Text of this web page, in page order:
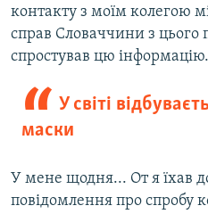
контакту з моїм колегою
справ Словаччини з цього
спростував цю інформацію.
У світі
маски
У мене щодня... От я їхав
повідомлення про спробу